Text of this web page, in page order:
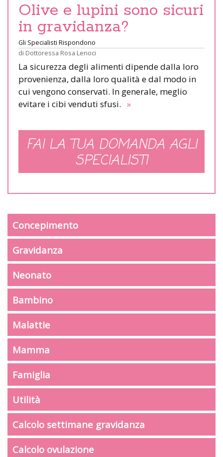
Olive e lupini sono sicuri
in gravidanza?
Gli Specialisti Rispondono
di Dottoressa Rosa Lenoci
La sicurezza degli alimenti dipende dalla loro
provenienza, dalla loro qualità e dal modo in
cui vengono conservati. In generale, meglio
evitare i cibi venduti sfusi. »
FAI LA TUA DOMANDA AGLI
SPECIALISTI
Concepimento
Gravidanza
Neonato
Bambino
Malattie
Mamma
Famiglia
Utilità
Calcolo settimane gravidanza
Calcolo ovulazione